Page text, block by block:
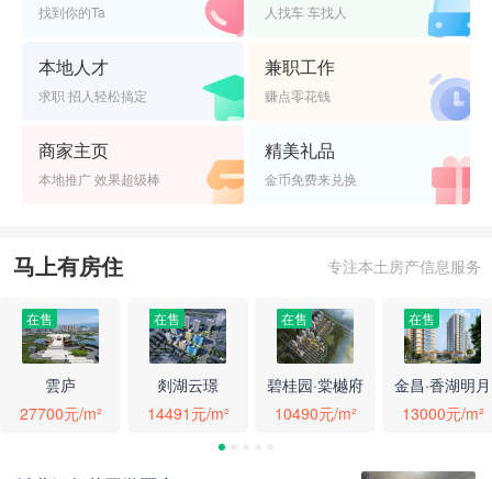
找到你的Ta 人找车 车找人
本地人才
求职 招人轻松搞定
兼职工作
赚点零花钱
商家主页
本地推广 效果超级棒
精美礼品
金币免费来兑换
马上有房住 专注本土房产信息服务
在售
雲庐
27700元/m²
在售
剡湖云璟
14491元/m²
在售
碧桂园·棠樾府
10490元/m²
在售
金昌·香湖明月
13000元/m²